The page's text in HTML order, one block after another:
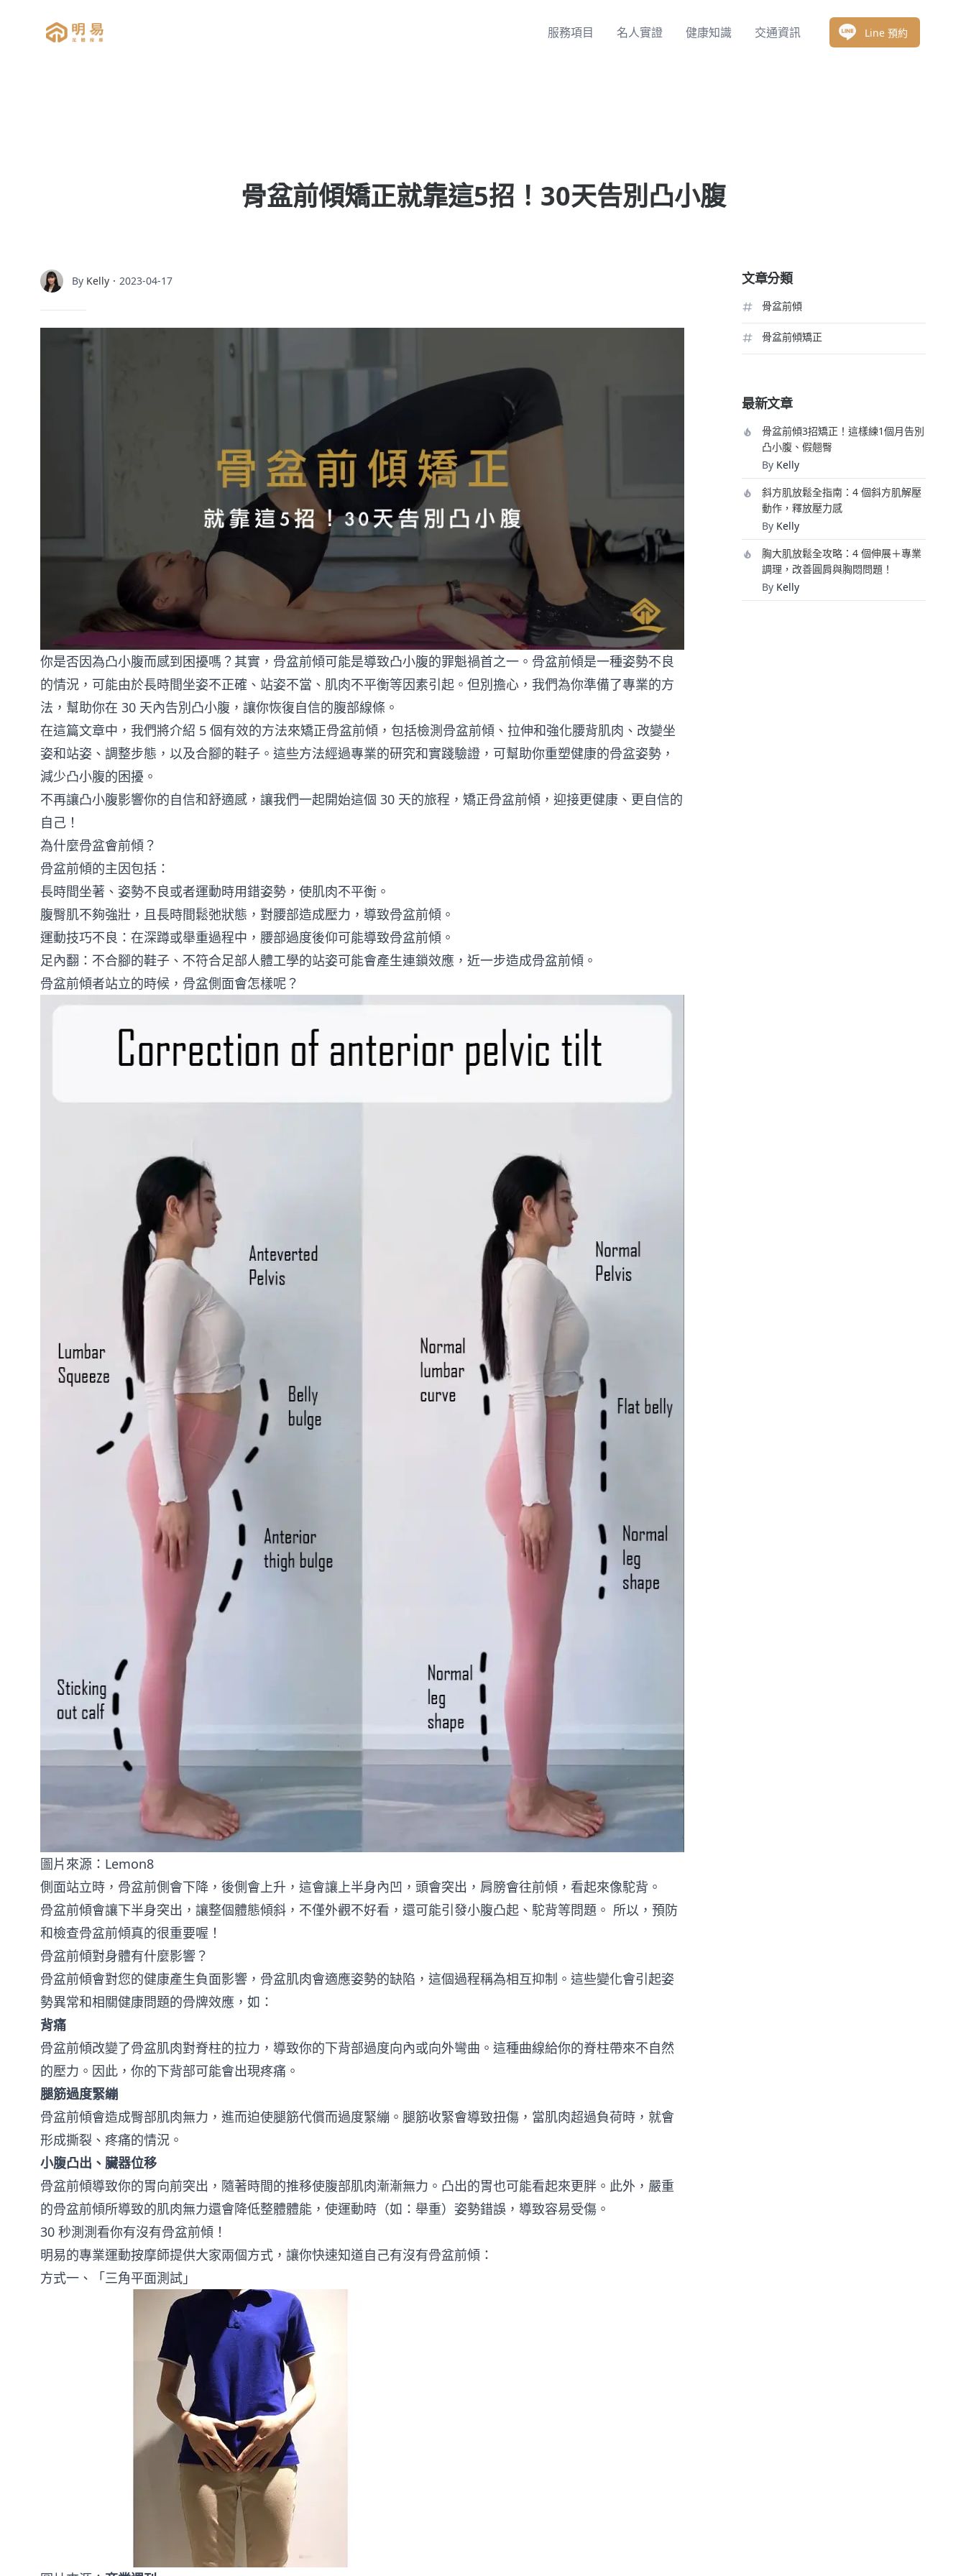
明易足體按摩 服務項目 名人實證 健康知識 交通資訊 Line 預約
骨盆前傾矯正就靠這5招！30天告別凸小腹
By Kelly ．2023-04-17
你是否因為凸小腹而感到困擾嗎？其實，骨盆前傾可能是導致凸小腹的罪魁禍首之一。骨盆前傾是一種姿勢不良
的情況，可能由於長時間坐姿不正確、站姿不當、肌肉不平衡等因素引起。但別擔心，我們為你準備了專業的方
法，幫助你在 30 天內告別凸小腹，讓你恢復自信的腹部線條。
在這篇文章中，我們將介紹 5 個有效的方法來矯正骨盆前傾，包括檢測骨盆前傾、拉伸和強化腰背肌肉、改變坐
姿和站姿、調整步態，以及合腳的鞋子。這些方法經過專業的研究和實踐驗證，可幫助你重塑健康的骨盆姿勢，
減少凸小腹的困擾。
不再讓凸小腹影響你的自信和舒適感，讓我們一起開始這個 30 天的旅程，矯正骨盆前傾，迎接更健康、更自信的
自己！
為什麼骨盆會前傾？
骨盆前傾的主因包括：
長時間坐著、姿勢不良或者運動時用錯姿勢，使肌肉不平衡。
腹臀肌不夠強壯，且長時間鬆弛狀態，對腰部造成壓力，導致骨盆前傾。
運動技巧不良：在深蹲或舉重過程中，腰部過度後仰可能導致骨盆前傾。
足內翻：不合腳的鞋子、不符合足部人體工學的站姿可能會產生連鎖效應，近一步造成骨盆前傾。
骨盆前傾者站立的時候，骨盆側面會怎樣呢？
圖片來源： Lemon8
側面站立時，骨盆前側會下降，後側會上升，這會讓上半身內凹，頭會突出，肩膀會往前傾，看起來像駝背。
骨盆前傾會讓下半身突出，讓整個體態傾斜，不僅外觀不好看，還可能引發小腹凸起、駝背等問題。 所以，預防
和檢查骨盆前傾真的很重要喔！
骨盆前傾對身體有什麼影響？
骨盆前傾會對您的健康產生負面影響，骨盆肌肉會適應姿勢的缺陷，這個過程稱為相互抑制。這些變化會引起姿
勢異常和相關健康問題的骨牌效應，如：
背痛
骨盆前傾改變了骨盆肌肉對脊柱的拉力，導致你的下背部過度向內或向外彎曲。這種曲線給你的脊柱帶來不自然
的壓力。因此，你的下背部可能會出現疼痛。
腿筋過度緊繃
骨盆前傾會造成臀部肌肉無力，進而迫使腿筋代償而過度緊繃。腿筋收緊會導致扭傷，當肌肉超過負荷時，就會
形成撕裂、疼痛的情況。
小腹凸出、臟器位移
骨盆前傾導致你的胃向前突出，隨著時間的推移使腹部肌肉漸漸無力。凸出的胃也可能看起來更胖。此外，嚴重
的骨盆前傾所導致的肌肉無力還會降低整體體能，使運動時（如：舉重）姿勢錯誤，導致容易受傷。
30 秒測測看你有沒有骨盆前傾！
明易的專業運動按摩師提供大家兩個方式，讓你快速知道自己有沒有骨盆前傾：
方式一、「三角平面測試」
文章分類
骨盆前傾
骨盆前傾矯正
最新文章
骨盆前傾3招矯正！這樣練1個月告別
凸小腹、假翹臀
By Kelly
斜方肌放鬆全指南：4 個斜方肌解壓
動作，釋放壓力感
By Kelly
胸大肌放鬆全攻略：4 個伸展＋專業
調理，改善圓肩與胸悶問題！
By Kelly